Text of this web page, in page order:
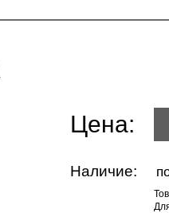
Цена:
Наличие: